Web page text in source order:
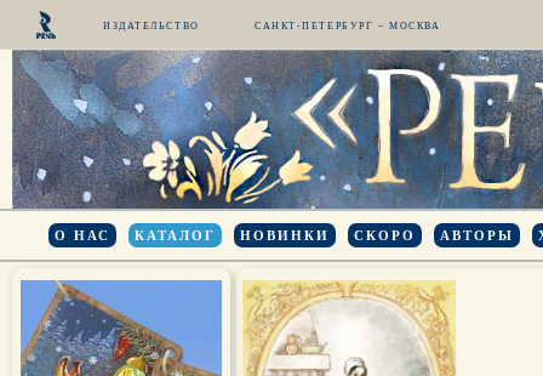
ИЗДАТЕЛЬСТВО САНКТ-ПЕТЕРБУРГ – МОСКВА
О НАС КАТАЛОГ НОВИНКИ СКОРО АВТОРЫ